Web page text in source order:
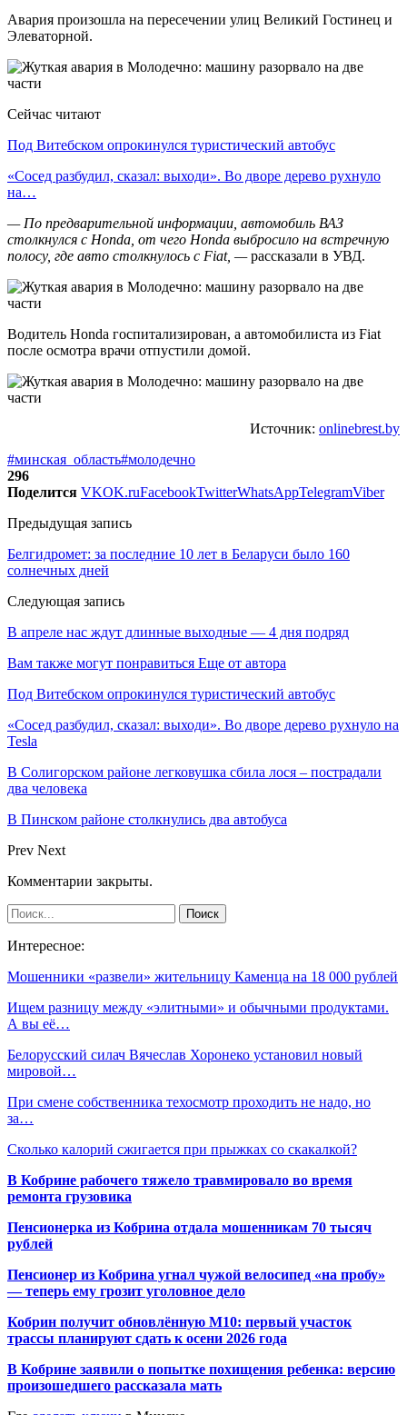
Авария произошла на пересечении улиц Великий Гостинец и
Элеваторной.
Сейчас читают
Под Витебском опрокинулся туристический автобус
«Сосед разбудил, сказал: выходи». Во дворе дерево рухнуло
на…
— По предварительной информации, автомобиль ВАЗ
столкнулся с Honda, от чего Honda выбросило на встречную
полосу, где авто столкнулось с Fiat, —рассказали в УВД.
Водитель Honda госпитализирован, а автомобилиста из Fiat
после осмотра врачи отпустили домой.
Источник: onlinebrest.by
#минская_область#молодечно
296
Поделится VKOK.ruFacebookTwitterWhatsAppTelegramViber
Предыдущая запись
Белгидромет: за последние 10 лет в Беларуси было 160
солнечных дней
Следующая запись
В апреле нас ждут длинные выходные — 4 дня подряд
Вам также могут понравиться Еще от автора
Под Витебском опрокинулся туристический автобус
«Сосед разбудил, сказал: выходи». Во дворе дерево рухнуло на
Tesla
В Солигорском районе легковушка сбила лося – пострадали
два человека
В Пинском районе столкнулись два автобуса
Prev Next
Комментарии закрыты.
Интересное:
Мошенники «развели» жительницу Каменца на 18 000 рублей
Ищем разницу между «элитными» и обычными продуктами.
А вы её…
Белорусский силач Вячеслав Хоронеко установил новый
мировой…
При смене собственника техосмотр проходить не надо, но
за…
Сколько калорий сжигается при прыжках со скакалкой?
В Кобрине рабочего тяжело травмировало во время
ремонта грузовика
Пенсионерка из Кобрина отдала мошенникам 70 тысяч
рублей
Пенсионер из Кобрина угнал чужой велосипед «на пробу»
— теперь ему грозит уголовное дело
Кобрин получит обновлённую М10: первый участок
трассы планируют сдать к осени 2026 года
В Кобрине заявили о попытке похищения ребенка: версию
произошедшего рассказала мать